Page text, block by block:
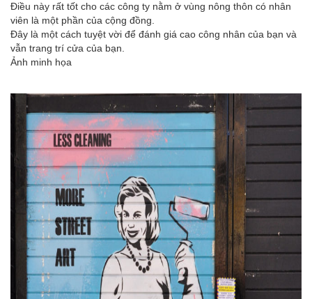
Điều này rất tốt cho các công ty nằm ở vùng nông thôn có nhân
viên là một phần của cộng đồng.
Đây là một cách tuyệt vời để đánh giá cao công nhân của bạn và
vẫn trang trí cửa của bạn.
Ảnh minh họa